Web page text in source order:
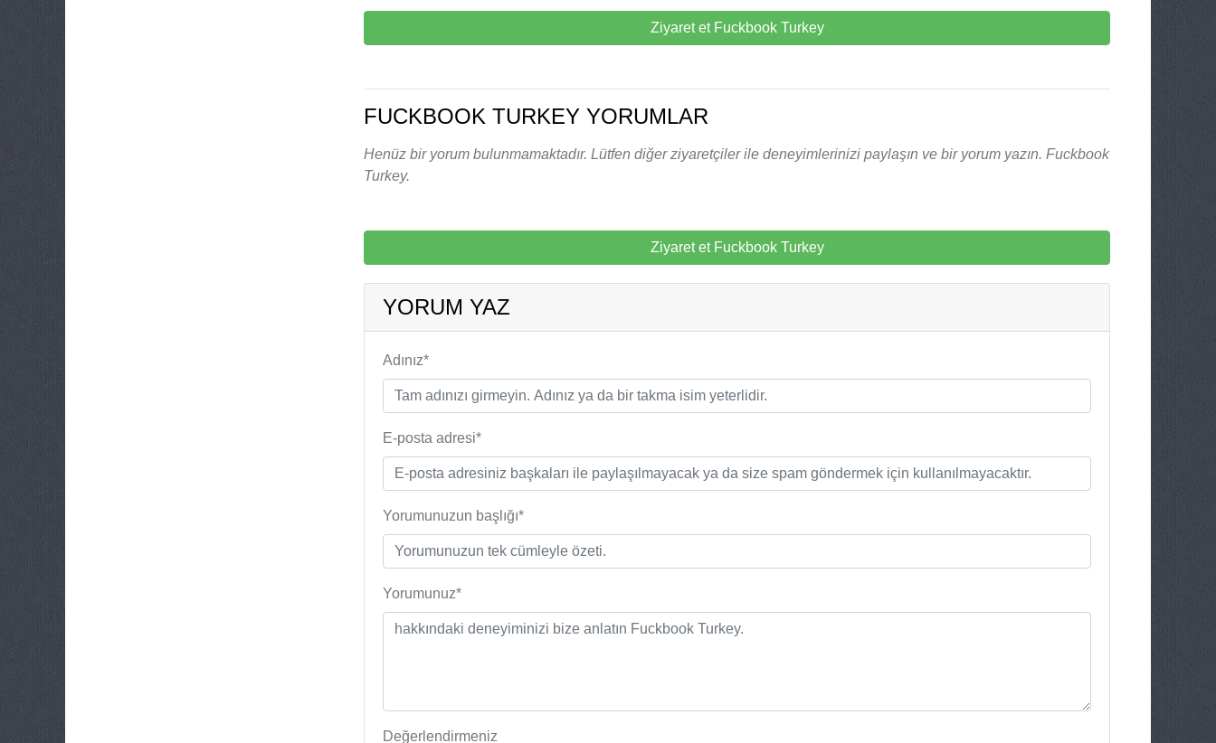
Ziyaret et Fuckbook Turkey
FUCKBOOK TURKEY YORUMLAR
Henüz bir yorum bulunmamaktadır. Lütfen diğer ziyaretçiler ile deneyimlerinizi paylaşın ve bir yorum yazın. Fuckbook
Turkey.
Ziyaret et Fuckbook Turkey
YORUM YAZ
Adınız*
E-posta adresi*
Yorumunuzun başlığı*
Yorumunuz*
Değerlendirmeniz